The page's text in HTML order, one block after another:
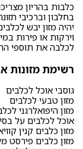
כלבות בהריון
בחלבון וברכיבי
יהיה מזון יבש
וירקות או פירות
לכלבה את תוספי
רשימת מזונות
גוסבי אוכל לכלבים
מזון טבעי לכלבים
מזון היפואלרגני
אוכל לכלבים על
מזון כלבים קנין
מזון כלבים פירסט